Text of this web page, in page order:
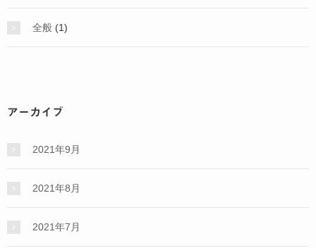
全般 (1)
アーカイブ
2021年9月
2021年8月
2021年7月